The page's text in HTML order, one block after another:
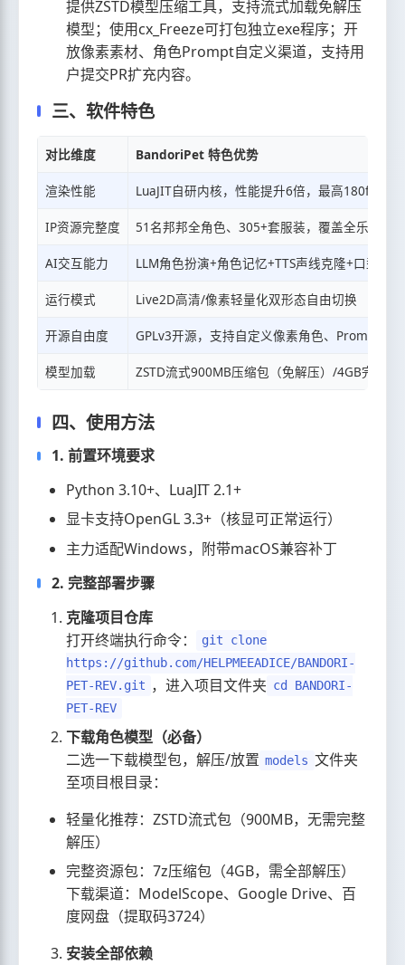
提供ZSTD模型压缩工具，支持流式加载免解压
模型；使用cx_Freeze可打包独立exe程序；开
放像素素材、角色Prompt自定义渠道，支持用
户提交PR扩充内容。
三、软件特色
对比维度 BandoriPet 特色优势
渲染性能 LuaJIT自研内核，性能提升6倍，最高180fps，
IP资源完整度 51名邦邦全角色、305+套服装，覆盖全乐队
AI交互能力 LLM角色扮演+角色记忆+TTS声线克隆+口型同步
运行模式 Live2D高清/像素轻量化双形态自由切换
开源自由度 GPLv3开源，支持自定义像素角色、Prompt、
模型加载 ZSTD流式900MB压缩包（免解压）/4GB完整7z
四、使用方法
1. 前置环境要求
Python 3.10+、LuaJIT 2.1+
显卡支持OpenGL 3.3+（核显可正常运行）
主力适配Windows，附带macOS兼容补丁
2. 完整部署步骤
克隆项目仓库
打开终端执行命令：
git clone
https://github.com/HELPMEEADICE/BANDORI-
PET-REV.git ，进入项目文件夹 cd BANDORI-
PET-REV
下载角色模型（必备）
二选一下载模型包，解压/放置 models 文件夹
至项目根目录：
轻量化推荐：ZSTD流式包（900MB，无需完整
解压）
完整资源包：7z压缩包（4GB，需全部解压）
下载渠道：ModelScope、Google Drive、百
度网盘（提取码3724）
安装全部依赖